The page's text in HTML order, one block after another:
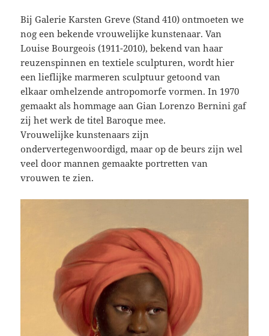
Bij Galerie Karsten Greve (Stand 410) ontmoeten we
nog een bekende vrouwelijke kunstenaar. Van
Louise Bourgeois (1911-2010), bekend van haar
reuzenspinnen en textiele sculpturen, wordt hier
een lieflijke marmeren sculptuur getoond van
elkaar omhelzende antropomorfe vormen. In 1970
gemaakt als hommage aan Gian Lorenzo Bernini gaf
zij het werk de titel Baroque mee.
Vrouwelijke kunstenaars zijn
ondervertegenwoordigd, maar op de beurs zijn wel
veel door mannen gemaakte portretten van
vrouwen te zien.